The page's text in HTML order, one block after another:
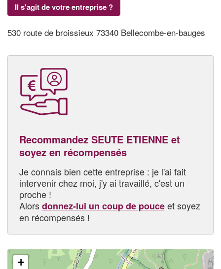
Il s'agit de votre entreprise ?
530 route de broissieux 73340 Bellecombe-en-bauges
Recommandez SEUTE ETIENNE et
soyez en récompensés
Je connais bien cette entreprise : je l'ai fait
intervenir chez moi, j'y ai travaillé, c'est un
proche !
Alorsdonnez-lui un coup de pouceet soyez
en récompensés !
+